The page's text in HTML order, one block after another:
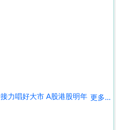
力唱好大市 A股港股明年 更多...